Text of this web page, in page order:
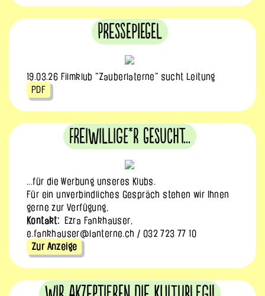
Pressepiegel
19.03.26 Filmklub "Zauberlaterne" sucht Leitung
PDF
Freiwillige*r gesucht...
...für die Werbung unseres Klubs.
Für ein unverbindliches Gespräch stehen wir Ihnen
gerne zur Verfügung,
Kontakt: Ezra Fankhauser,
e.fankhauser@lanterne.ch / 032 723 77 10
Zur Anzeige